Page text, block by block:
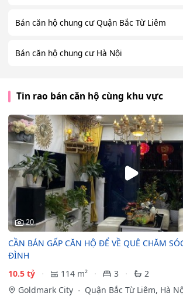
Bán căn hộ chung cư Quận Bắc Từ Liêm
Bán căn hộ chung cư Hà Nội
Tin rao bán căn hộ cùng khu vực
20
CẦN BÁN GẤP CĂN HỘ ĐỂ VỀ QUÊ CHĂM
ĐÌNH
10.5 tỷ
114 m² 3
2
Goldmark City
Quận Bắc Từ Liêm, Hà